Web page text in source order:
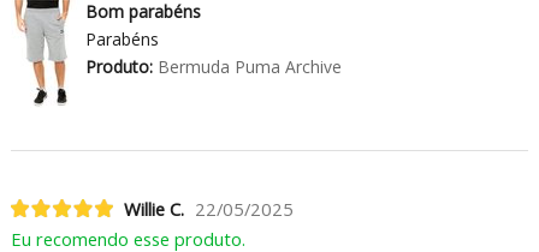
Bom parabéns
Parabéns
Produto:Bermuda Puma Archive
Willie C. 22/05/2025
Eu recomendo esse produto.